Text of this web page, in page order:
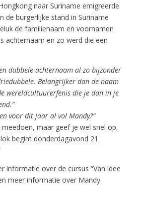
naar Suriname emigreerde.
de burgerlijke stand in Suriname
de familienaam en voornamen
achternaam en zo werd die een
dubbele achternaam al zo bijzonder
Belangrijker dan de naam
wereldcultuurerfenis die je dan in je
voor dit jaar al vol Mandy?”
maar geef je wel snel op,
begint donderdagavond 21
informatie over de cursus “Van idee
meer informatie over Mandy.